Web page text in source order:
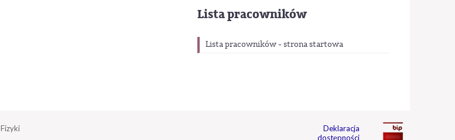
Lista pracowników
Lista pracowników - strona startowa
Deklaracja
dostępności